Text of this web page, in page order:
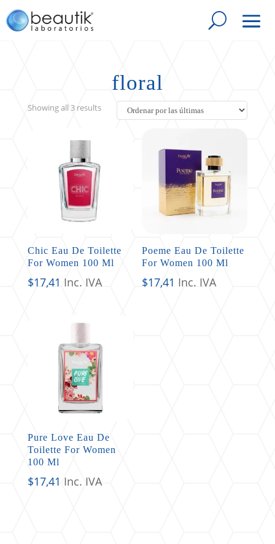
floral
Showing all 3 resultsSorted
Chic Eau De Toilette
For Women 100 Ml
$17,41 Inc. IVA
Poeme Eau De Toilette
For Women 100 Ml
$17,41 Inc. IVA
Pure Love Eau De
Toilette For Women
100 Ml
$17,41 Inc. IVA